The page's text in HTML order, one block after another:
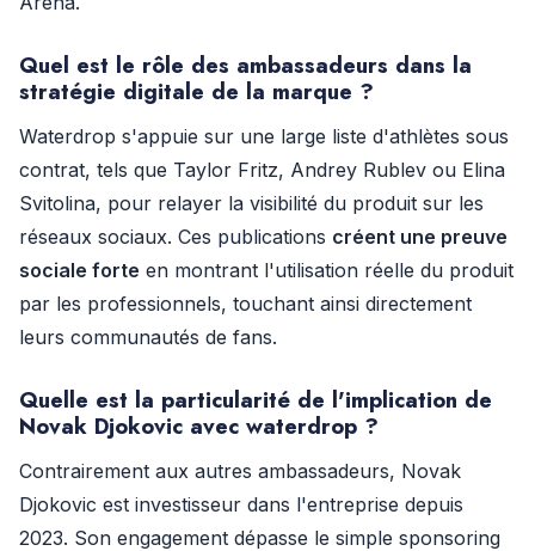
Quel est le rôle des ambassadeurs dans la
stratégie digitale de la marque ?
Waterdrop s'appuie sur une large liste d'athlètes sous
contrat, tels que Taylor Fritz, Andrey Rublev ou Elina
Svitolina, pour relayer la visibilité du produit sur les
réseaux sociaux. Ces publications créent une preuve
sociale forte en montrant l'utilisation réelle du produit
par les professionnels, touchant ainsi directement
leurs communautés de fans.
Quelle est la particularité de l'implication de
Novak Djokovic avec waterdrop ?
Contrairement aux autres ambassadeurs, Novak
Djokovic est investisseur dans l'entreprise depuis
2023. Son engagement dépasse le simple sponsoring